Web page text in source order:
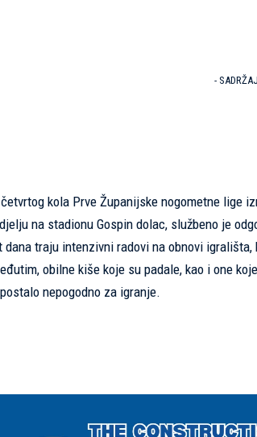
-
kola Prve Županijske nogometne lige
na stadionu Gospin dolac, službeno je
dana traju intenzivni radovi na obnovi
obilne kiše koje su padale, kao i one
nepogodno za igranje.